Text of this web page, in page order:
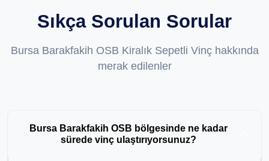
Sıkça Sorulan Sorular
Bursa Barakfakih OSB Kiralık Sepetli Vinç hakkında
merak edilenler
Bursa Barakfakih OSB bölgesinde ne kadar
sürede vinç ulaştırıyorsunuz?